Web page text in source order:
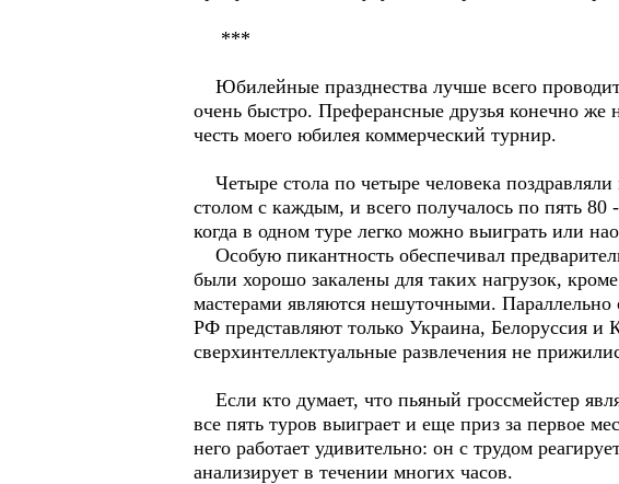
***
Юбилейные празднества лучше всего
очень быстро. Преферансные друзья конечно же
честь моего юбилея коммерческий турнир.
Четыре стола по четыре человека
столом с каждым, и всего получалось по пять
когда в одном туре легко можно выиграть или
Особую пикантность обеспечивал
были хорошо закалены для таких нагрузок,
мастерами являются нешуточными.
РФ представляют только Украина, Белоруссия и
сверхинтеллектуальные развлечения не
Если кто думает, что пьяный гроссмейстер
все пять туров выиграет и еще приз за первое
него работает удивительно: он с трудом
анализирует в течении многих часов.